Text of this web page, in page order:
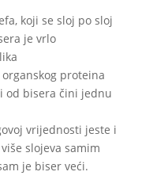
koji se sloj po sloj
je vrlo
proteina
od bisera čini jednu
vrijednosti jeste i
slojeva samim
je biser veći.